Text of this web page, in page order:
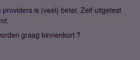
is (veel) beter. Zelf uitgetest
graag binnenkort ?